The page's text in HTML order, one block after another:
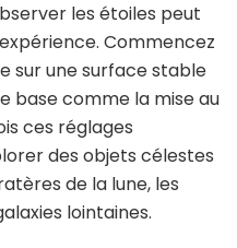
les étoiles peut
Commencez
sur une surface stable
base comme la mise au
ces réglages
des objets célestes
de la lune, les
lointaines.